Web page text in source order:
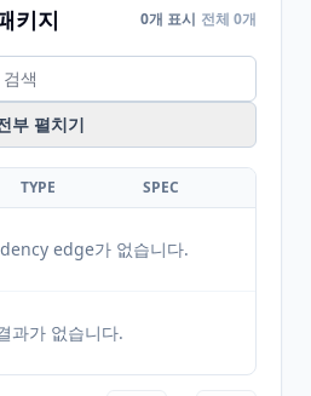
키지 0개 표시 전체 0개
부 펼치기
TYPE SPEC
edge가 없습니다.
과가 없습니다.